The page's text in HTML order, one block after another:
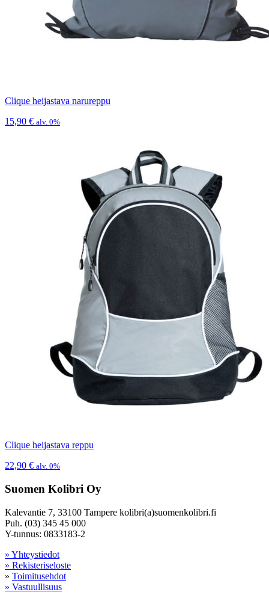
Clique heijastava narureppu
15,90 € alv. 0%
Clique heijastava reppu
22,90 € alv. 0%
Suomen Kolibri Oy
Kalevantie 7, 33100 Tampere kolibri(a)suomenkolibri.fi
Puh. (03) 345 45 000
Y-tunnus: 0833183-2
» Yhteystiedot
» Rekisteriseloste
» Toimitusehdot
» Vastuullisuus